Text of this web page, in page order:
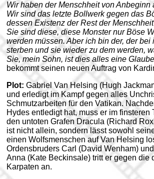
Wir haben der Menschheit von
Wir sind das letzte Bollwerk gegen das
dessen Existenz der Rest der
Sie sind diese, diese Monster nur Böse
werden müssen. Aber ich bin der, der bei
sterben und sie wieder zu dem werden,
Sie, mein Sohn, ist dies alles eine
bekommt seinen neuen Auftrag von
Plot: Gabriel Van Helsing (Hugh
und erledigt im Kampf gegen alles
Schmutzarbeiten für den Vatikan.
Hydes entledigt hat, muss er im
den untoten Grafen Dracula (Richard
ist nicht allein, sondern lässt sowohl
einen Wolfsmenschen auf Van Helsing
Ordensbruders Carl (David Wenham)
Anna (Kate Beckinsale) tritt er gegen die
Karpaten an.